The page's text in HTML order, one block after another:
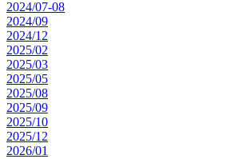
2024/07-08
2024/09
2024/12
2025/02
2025/03
2025/05
2025/08
2025/09
2025/10
2025/12
2026/01